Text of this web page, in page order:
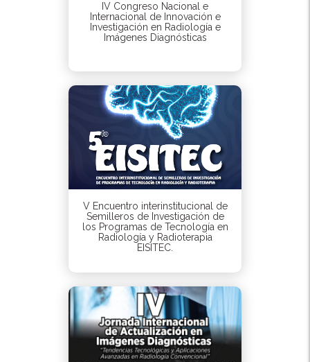
IV Congreso Nacional e
Internacional de Innovación e
Investigación en Radiología e
Imágenes Diagnósticas
V Encuentro interinstitucional de
Semilleros de Investigación de
los Programas de Tecnología en
Radiología y Radioterapia
EISITEC.